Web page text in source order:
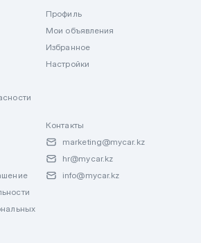
Профиль
Мои объявления
Избранное
Настройки
Контакты
marketing@mycar.kz
hr@mycar.kz
info@mycar.kz